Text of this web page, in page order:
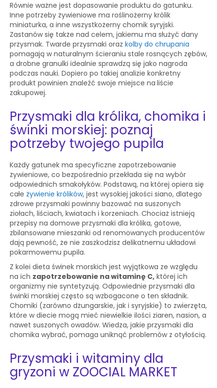
Równie ważne jest dopasowanie produktu do gatunku.
Inne potrzeby żywieniowe ma roślinożerny królik
miniaturka, a inne wszystkożerny chomik syryjski.
Zastanów się także nad celem, jakiemu ma służyć dany
przysmak. Twarde przysmaki oraz kolby do chrupania
pomagają w naturalnym ścieraniu stale rosnących zębów,
a drobne granulki idealnie sprawdzą się jako nagroda
podczas nauki. Dopiero po takiej analizie konkretny
produkt powinien znaleźć swoje miejsce na liście
zakupowej.
Przysmaki dla królika, chomika i
świnki morskiej: poznaj
potrzeby twojego pupila
Każdy gatunek ma specyficzne zapotrzebowanie
żywieniowe, co bezpośrednio przekłada się na wybór
odpowiednich smakołyków. Podstawą, na której opiera się
całe żywienie królików, jest wysokiej jakości siano, dlatego
zdrowe przysmaki powinny bazować na suszonych
ziołach, liściach, kwiatach i korzeniach. Chociaż istnieją
przepisy na domowe przysmaki dla królika, gotowe,
zbilansowane mieszanki od renomowanych producentów
dają pewność, że nie zaszkodzisz delikatnemu układowi
pokarmowemu pupila.
Z kolei dieta świnek morskich jest wyjątkowa ze względu
na ich zapotrzebowanie na witaminę C, której ich
organizmy nie syntetyzują. Odpowiednie przysmaki dla
świnki morskiej często są wzbogacone o ten składnik.
Chomiki (zarówno dżungarskie, jak i syryjskie) to zwierzęta,
które w diecie mogą mieć niewielkie ilości ziaren, nasion, a
nawet suszonych owadów. Wiedza, jakie przysmaki dla
chomika wybrać, pomaga uniknąć problemów z otyłością.
Przysmaki i witaminy dla
gryzoni w ZOOCIAL MARKET